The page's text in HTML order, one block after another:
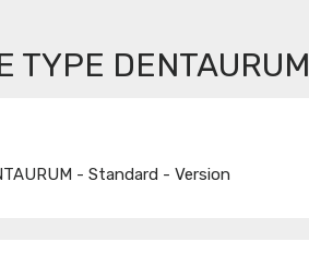
TYPE DENTAURUM
- Standard - Version